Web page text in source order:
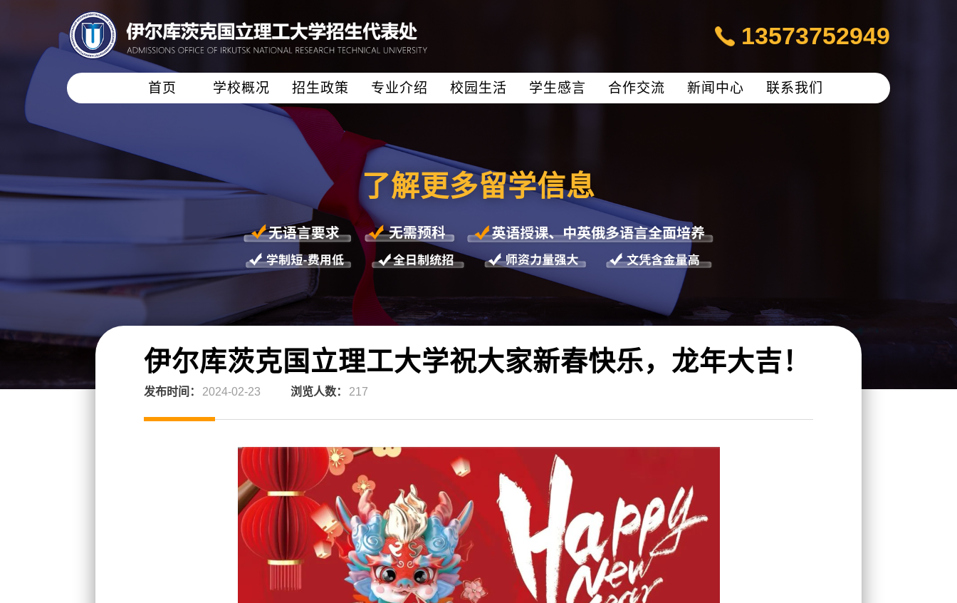
13573752949
首页 学校概况 招生政策 专业介绍 校园生活 学生感言 合作交流 新闻中心 联系我们
了解更多留学信息
伊尔库茨克国立理工大学祝大家新春快乐，龙年大吉！
发布时间： 2024-02-23 浏览人数： 217